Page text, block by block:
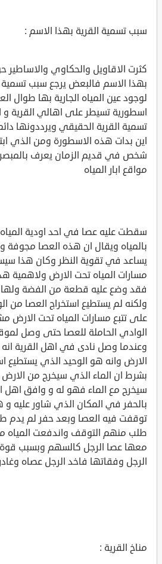
سبب تسمية القرية بهذا الاسم :
كثرت الاقاويل والحكاوي والاساطير
بهذا الاسم فالبعض يرجع سبب تسمية
لوجود عين المياه الجارية بها طوال
اسطورية تسيطر على اهالي القرية
تسمية القرية الحقيقي ويرددونها
اين بدات هذه الاسطورة ومن الذي
شخص في قديم الزمان يعرف
مواقع ابار المياه
سقطت عليه عصا في احد اودية المياه
بالمياه ويقال ان هذه العصا
يساعد في تقوية النظر وكان هذا
مسارات المياه تحت الارض ولاهمية
فقد وضع عليه قطعة من الفضة ولها
ولكنه لم يستطيع استخراج العصا من
على تتبع مسارات المياه تحت الارض
الوادي الحاملة للعصا حتى وصل
وعندما وصل نادى في اهل القرية
الارض وانه هو الوحيد الذي يستطيع
بشرط ان الماء الذي سيخرج من
سيخرج مع الماء فهو له و وافق اهل
بالحفر في المكان الذي شاور عليه
توقفت فيه العصا وبعد حفر لم يدم
طلب منهم التوقف واندفعت المياه
معها عصا الرجل كالسهم وبسبب قوة
الرجل وفقاتها فاخد الرجل عصاه
مناخ القرية :